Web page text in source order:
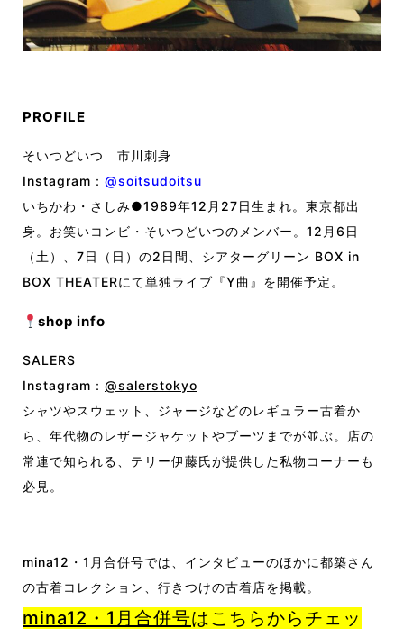
PROFILE
そいつどいつ 市川刺身
Instagram： @soitsudoitsu
いちかわ・さしみ●1989年12月27日生まれ。東京都出
身。お笑いコンビ・そいつどいつのメンバー。12月6日
（土）、7日（日）の2日間、シアターグリーン BOX in
BOX THEATERにて単独ライブ『Y曲』を開催予定。
shop info
SALERS
Instagram： @salerstokyo
シャツやスウェット、ジャージなどのレギュラー古着か
ら、年代物のレザージャケットやブーツまでが並ぶ。店の
常連で知られる、テリー伊藤氏が提供した私物コーナーも
必見。
mina12・1月合併号では、インタビューのほかに都築さん
の古着コレクション、行きつけの古着店を掲載。
mina12・1月合併号はこちらからチェッ